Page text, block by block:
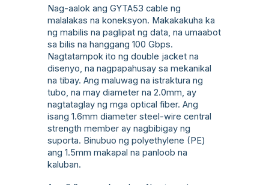
Nag-aalok ang GYTA53 cable ng
malalakas na koneksyon. Makakakuha ka
ng mabilis na paglipat ng data, na umaabot
sa bilis na hanggang 100 Gbps.
Nagtatampok ito ng double jacket na
disenyo, na nagpapahusay sa mekanikal
na tibay. Ang maluwag na istraktura ng
tubo, na may diameter na 2.0mm, ay
nagtataglay ng mga optical fiber. Ang
isang 1.6mm diameter steel-wire central
strength member ay nagbibigay ng
suporta. Binubuo ng polyethylene (PE)
ang 1.5mm makapal na panloob na
kaluban.